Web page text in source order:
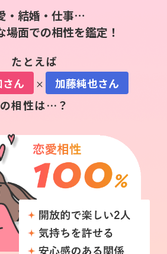
・結婚・仕事…
場面での相性を鑑定！
たとえば
さん × 加藤純也さん
の相性は…？